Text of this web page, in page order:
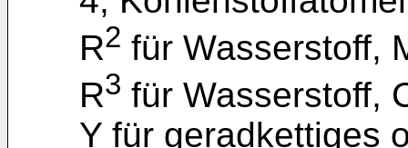
R2 für Wasserstoff,
R3 für Wasserstoff,
Y für geradkettiges